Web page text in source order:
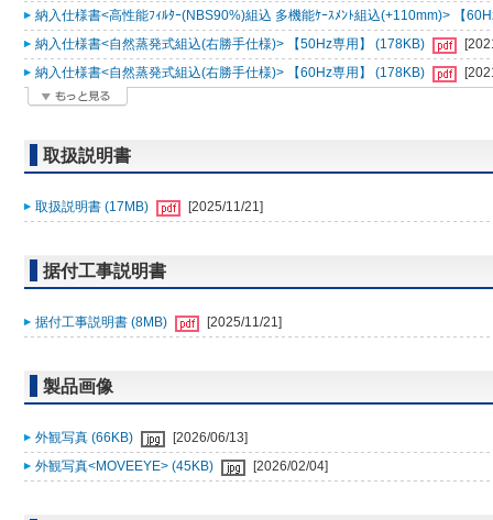
納入仕様書<高性能ﾌｨﾙﾀｰ(NBS90%)組込 多機能ｹｰｽﾒﾝﾄ組込(+110mm)> 【
納入仕様書<自然蒸発式組込(右勝手仕様)> 【50Hz専用】 (178KB)
納入仕様書<自然蒸発式組込(右勝手仕様)> 【60Hz専用】 (178KB)
取扱説明書
取扱説明書 (17MB) [2025/11/21]
据付工事説明書
据付工事説明書 (8MB) [2025/11/21]
製品画像
外観写真 (66KB)
[2026/06/13]
外観写真<MOVEEYE> (45KB)
[2026/02/04]